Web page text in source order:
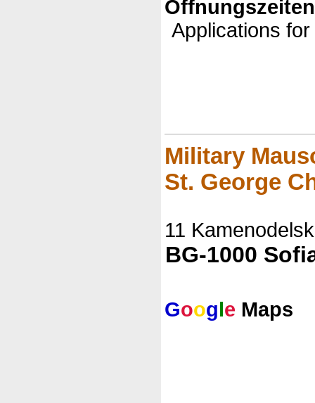
Applications
Military
St. George
11
BG-1000
Google Maps